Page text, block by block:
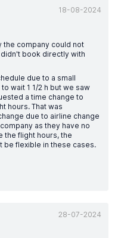
18-08-2024
the company could not
book directly with
due to a small
wait 1 1/2 h but we saw
a time change to
hours. That was
due to airline change
as they have no
the flight hours, the
be flexible in these cases.
28-07-2024